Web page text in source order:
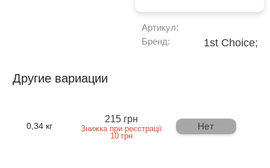
Артикул:
Бренд:
1st Choice;
Другие вариации
0,34 кг
215 грн
Знижка при реєстрації
10 грн
Нет